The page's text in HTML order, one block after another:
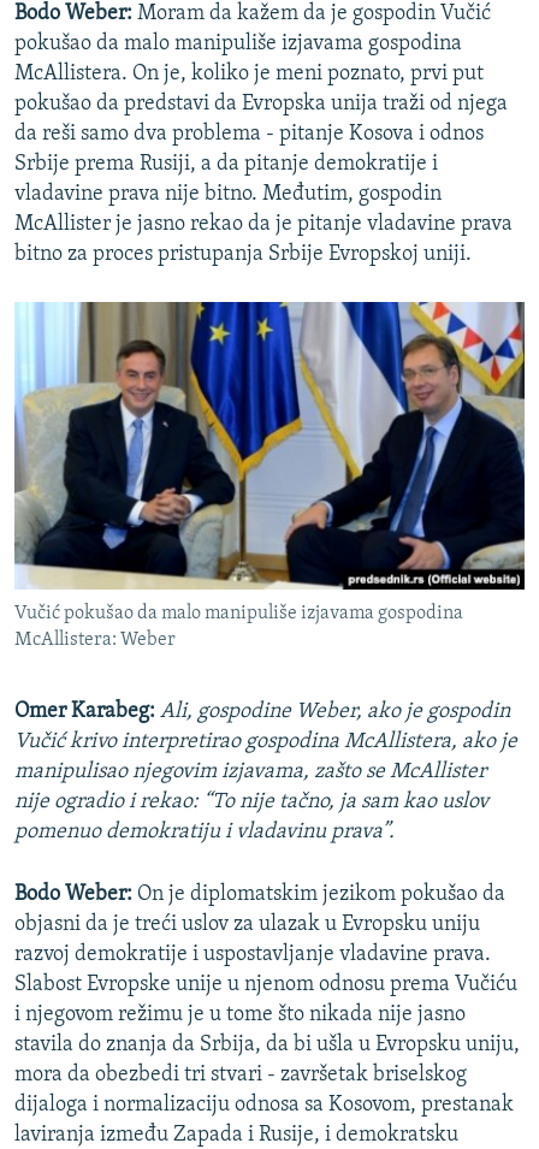
Bodo Weber: Moram da kažem da je gospodin Vučić
pokušao da malo manipuliše izjavama gospodina
McAllistera. On je, koliko je meni poznato, prvi put
pokušao da predstavi da Evropska unija traži od njega
da reši samo dva problema - pitanje Kosova i odnos
Srbije prema Rusiji, a da pitanje demokratije i
vladavine prava nije bitno. Međutim, gospodin
McAllister je jasno rekao da je pitanje vladavine prava
bitno za proces pristupanja Srbije Evropskoj uniji.
Vučić pokušao da malo manipuliše izjavama gospodina
McAllistera: Weber
Omer Karabeg: Ali, gospodine Weber, ako je gospodin
Vučić krivo interpretirao gospodina McAllistera, ako je
manipulisao njegovim izjavama, zašto se McAllister
nije ogradio i rekao: “To nije tačno, ja sam kao uslov
pomenuo demokratiju i vladavinu prava”.
Bodo Weber: On je diplomatskim jezikom pokušao da
objasni da je treći uslov za ulazak u Evropsku uniju
razvoj demokratije i uspostavljanje vladavine prava.
Slabost Evropske unije u njenom odnosu prema Vučiću
i njegovom režimu je u tome što nikada nije jasno
stavila do znanja da Srbija, da bi ušla u Evropsku uniju,
mora da obezbedi tri stvari - završetak briselskog
dijaloga i normalizaciju odnosa sa Kosovom, prestanak
laviranja između Zapada i Rusije, i demokratsku